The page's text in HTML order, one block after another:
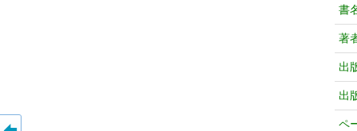
書
著
出
出
ペ